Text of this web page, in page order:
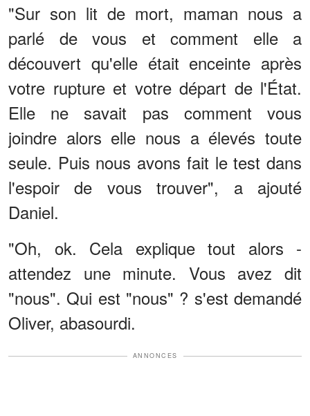
"Sur son lit de mort, maman nous a
parlé de vous et comment elle a
découvert qu'elle était enceinte après
votre rupture et votre départ de l'État.
Elle ne savait pas comment vous
joindre alors elle nous a élevés toute
seule. Puis nous avons fait le test dans
l'espoir de vous trouver", a ajouté
Daniel.
"Oh, ok. Cela explique tout alors -
attendez une minute. Vous avez dit
"nous". Qui est "nous" ? s'est demandé
Oliver, abasourdi.
ANNONCES